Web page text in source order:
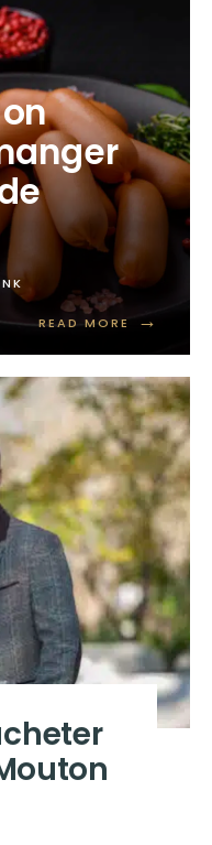
READ MORE →